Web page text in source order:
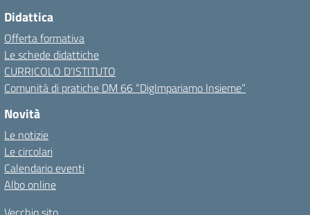
Didattica
Offerta formativa
Le schede didattiche
CURRICOLO D’ISTITUTO
Comunità di pratiche DM 66 “DigImpariamo Insieme”
Novità
Le notizie
Le circolari
Calendario eventi
Albo online